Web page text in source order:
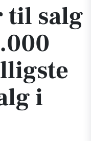
til salg
i